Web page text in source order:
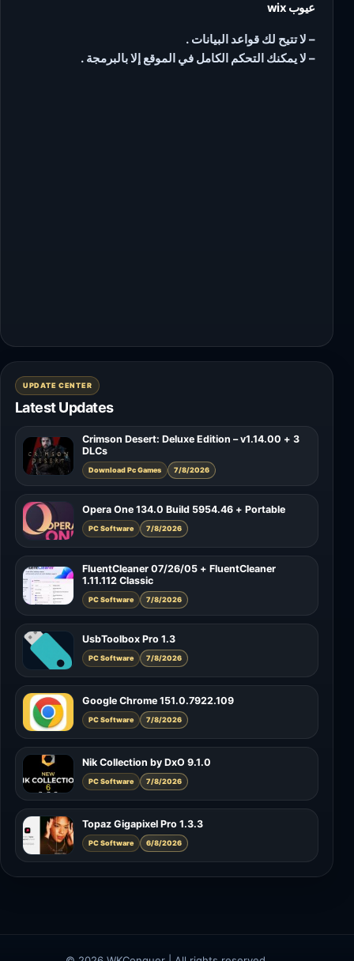
عيوب wix
– لا تتيح لك قواعد البيانات .
– لا يمكنك التحكم الكامل في الموقع إلا بالبرمجة .
UPDATE CENTER
Latest Updates
Crimson Desert: Deluxe Edition – v1.14.00 + 3
DLCs
Download Pc Games 7/8/2026
Opera One 134.0 Build 5954.46 + Portable
PC Software 7/8/2026
FluentCleaner 07/26/05 + FluentCleaner
1.11.112 Classic
PC Software 7/8/2026
UsbToolbox Pro 1.3
PC Software 7/8/2026
Google Chrome 151.0.7922.109
PC Software 7/8/2026
Nik Collection by DxO 9.1.0
PC Software 7/8/2026
Topaz Gigapixel Pro 1.3.3
PC Software 6/8/2026